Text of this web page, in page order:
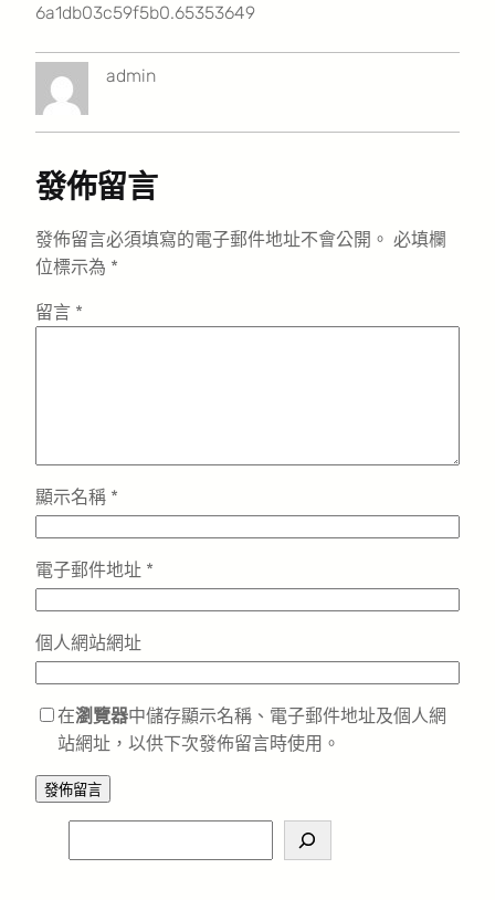
6a1db03c59f5b0.65353649
admin
發佈留言
發佈留言必須填寫的電子郵件地址不會公開。 必填欄
位標示為 *
留言 *
顯示名稱 *
電子郵件地址 *
個人網站網址
在瀏覽器中儲存顯示名稱、電子郵件地址及個人網
站網址，以供下次發佈留言時使用。
e